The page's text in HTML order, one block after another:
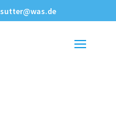
sutter@was.de